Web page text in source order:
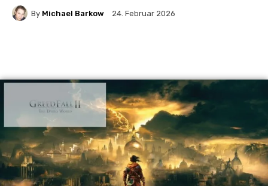
By Michael Barkow 24. Februar 2026